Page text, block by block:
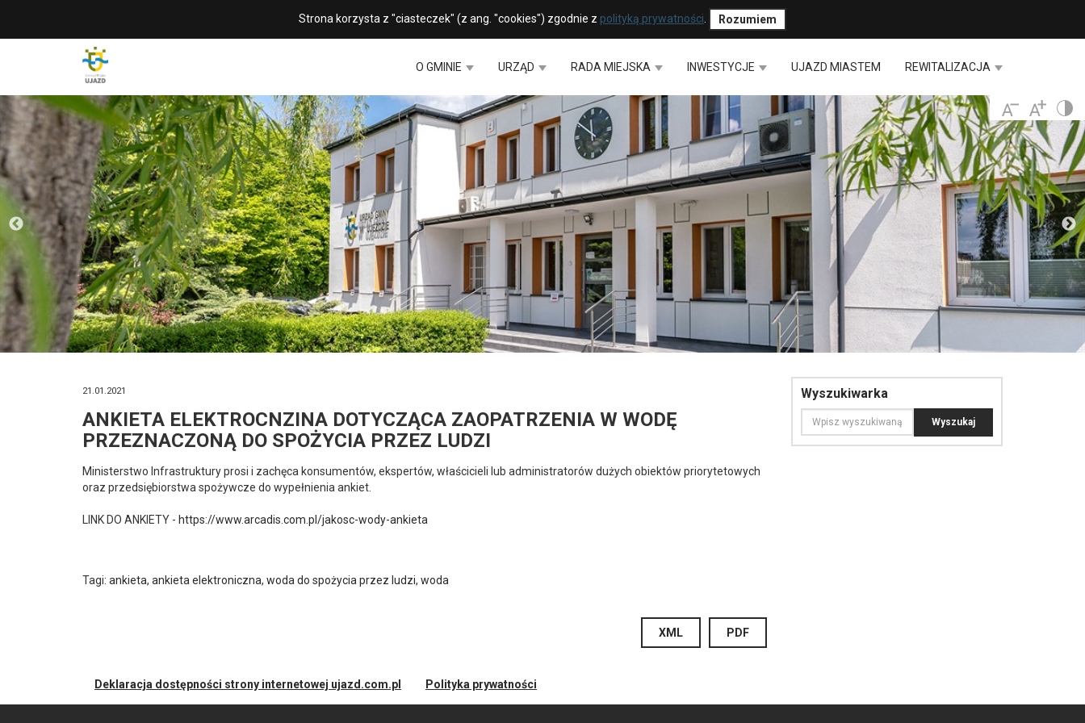
Strona korzysta z "ciasteczek" (z ang. "cookies") zgodnie z polityką prywatności Rozumiem
O GMINIE URZĄD RADA MIEJSKA INWESTYCJE UJAZD MIASTEM REWITALIZACJA
21.01.2021
ANKIETA ELEKTROCNZINA DOTYCZĄCA ZAOPATRZENIA W WODĘ
PRZEZNACZONĄ DO SPOŻYCIA PRZEZ LUDZI
Ministerstwo Infrastruktury prosi i zachęca konsumentów, ekspertów, właścicieli lub administratorów dużych obiektów priorytetowych
oraz przedsiębiorstwa spożywcze do wypełnienia ankiet.
LINK DO ANKIETY - https://www.arcadis.com.pl/jakosc-wody-ankieta
Tagi: ankieta, ankieta elektroniczna, woda do spożycia przez ludzi, woda
PDF
XML
Wyszukiwarka
Deklaracja dostępności strony internetowej ujazd.com.pl Polityka prywatności